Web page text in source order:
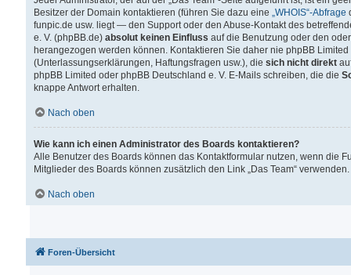
Besitzer der Domain kontaktieren (führen Sie dazu eine „WHOIS“-Abfrage
funpic.de usw. liegt — den Support oder den Abuse-Kontakt des
e. V. (phpBB.de) absolut keinen Einfluss auf die Benutzung oder den
herangezogen werden können. Kontaktieren Sie daher nie phpBB
(Unterlassungserklärungen, Haftungsfragen usw.), die sich nicht direkt
phpBB Limited oder phpBB Deutschland e. V. E-Mails schreiben, die die
knappe Antwort erhalten.
Nach oben
Wie kann ich einen Administrator des Boards kontaktieren?
Alle Benutzer des Boards können das Kontaktformular nutzen, wenn die
Mitglieder des Boards können zusätzlich den Link „Das Team“ verwenden.
Nach oben
Foren-Übersicht